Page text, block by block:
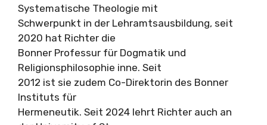
Systematische Theologie mit
Schwerpunkt in der Lehramtsausbildung, seit
2020 hat Richter die
Bonner Professur für Dogmatik und
Religionsphilosophie inne. Seit
2012 ist sie zudem Co-Direktorin des Bonner
Instituts für
Hermeneutik. Seit 2024 lehrt Richter auch an